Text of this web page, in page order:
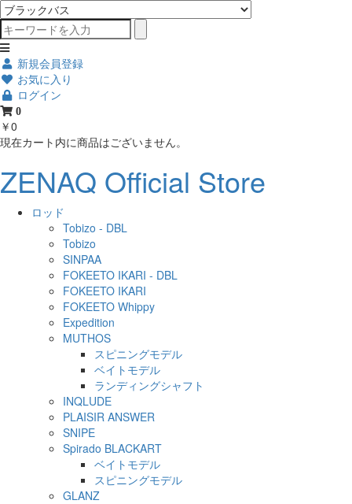
新規会員登録
お気に入り
ログイン
0
￥0
現在カート内に商品はございません。
ZENAQ Official Store
ロッド
Tobizo - DBL
Tobizo
SINPAA
FOKEETO IKARI - DBL
FOKEETO IKARI
FOKEETO Whippy
Expedition
MUTHOS
スピニングモデル
ベイトモデル
ランディングシャフト
INQLUDE
PLAISIR ANSWER
SNIPE
Spirado BLACKART
ベイトモデル
スピニングモデル
GLANZ